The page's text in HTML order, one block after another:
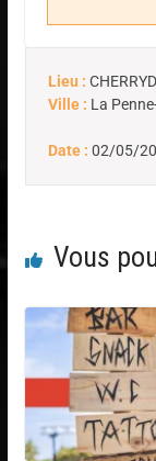
Lieu :
Ville : La
Date : 02/05/
Vous